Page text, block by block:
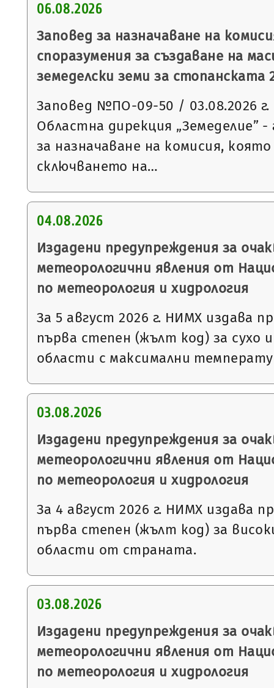
06.08.2026
Заповед за назначаване на
споразумения за създаване на
земеделски земи за стопанската
Заповед №ПО-09-50 / 03.08.2026
Областна дирекция „Земеделие” -
за назначаване на комисия,
сключването на…
04.08.2026
Издадени предупреждения за
метеорологични явления от
по метеорология и хидрология
За 5 август 2026 г. НИМХ издава
първа степен (жълт код) за сухо
области с максимални
03.08.2026
Издадени предупреждения за
метеорологични явления от
по метеорология и хидрология
За 4 август 2026 г. НИМХ издава
първа степен (жълт код) за
области от страната.
03.08.2026
Издадени предупреждения за
метеорологични явления от
по метеорология и хидрология